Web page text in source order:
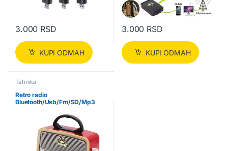
3.000 RSD
KUPI ODMAH
3.000 RSD
KUPI ODMAH
Tehnika
Retro radio
Bluetooth/Usb/Fm/SD/Mp3